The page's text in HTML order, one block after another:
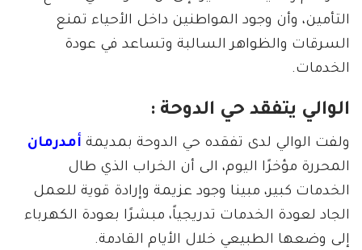
التأمين، وأن وجود المواطنين داخل الأحياء تمنع
السرقات والظواهر السالبة وتساعد في عودة
الخدمات.
الوالي يتفقد حي الدوحة :
ولفت الوالي لدى تفقده حي الدوحة بمديمة أمدرمان
المحررة مؤخرًا اليوم، الى أن الخراب الذي طال
الخدمات كبير، مبينا وجود عزيمة وإرادة قوية للعمل
الجاد لعودة الخدمات تدريجياً، مبشرًا بعودة الكهرباء
إلى وضعها الطبيعي خلال الأيام القادمة.